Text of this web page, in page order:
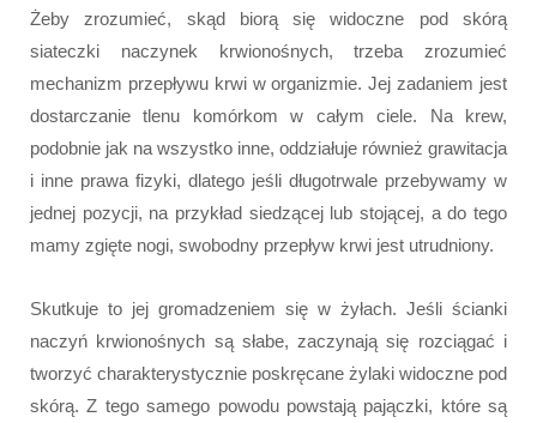
Żeby zrozumieć, skąd biorą się widoczne pod skórą
siateczki naczynek krwionośnych, trzeba zrozumieć
mechanizm przepływu krwi w organizmie. Jej zadaniem jest
dostarczanie tlenu komórkom w całym ciele. Na krew,
podobnie jak na wszystko inne, oddziałuje również grawitacja
i inne prawa fizyki, dlatego jeśli długotrwale przebywamy w
jednej pozycji, na przykład siedzącej lub stojącej, a do tego
mamy zgięte nogi, swobodny przepływ krwi jest utrudniony.
Skutkuje to jej gromadzeniem się w żyłach. Jeśli ścianki
naczyń krwionośnych są słabe, zaczynają się rozciągać i
tworzyć charakterystycznie poskręcane żylaki widoczne pod
skórą. Z tego samego powodu powstają pajączki, które są